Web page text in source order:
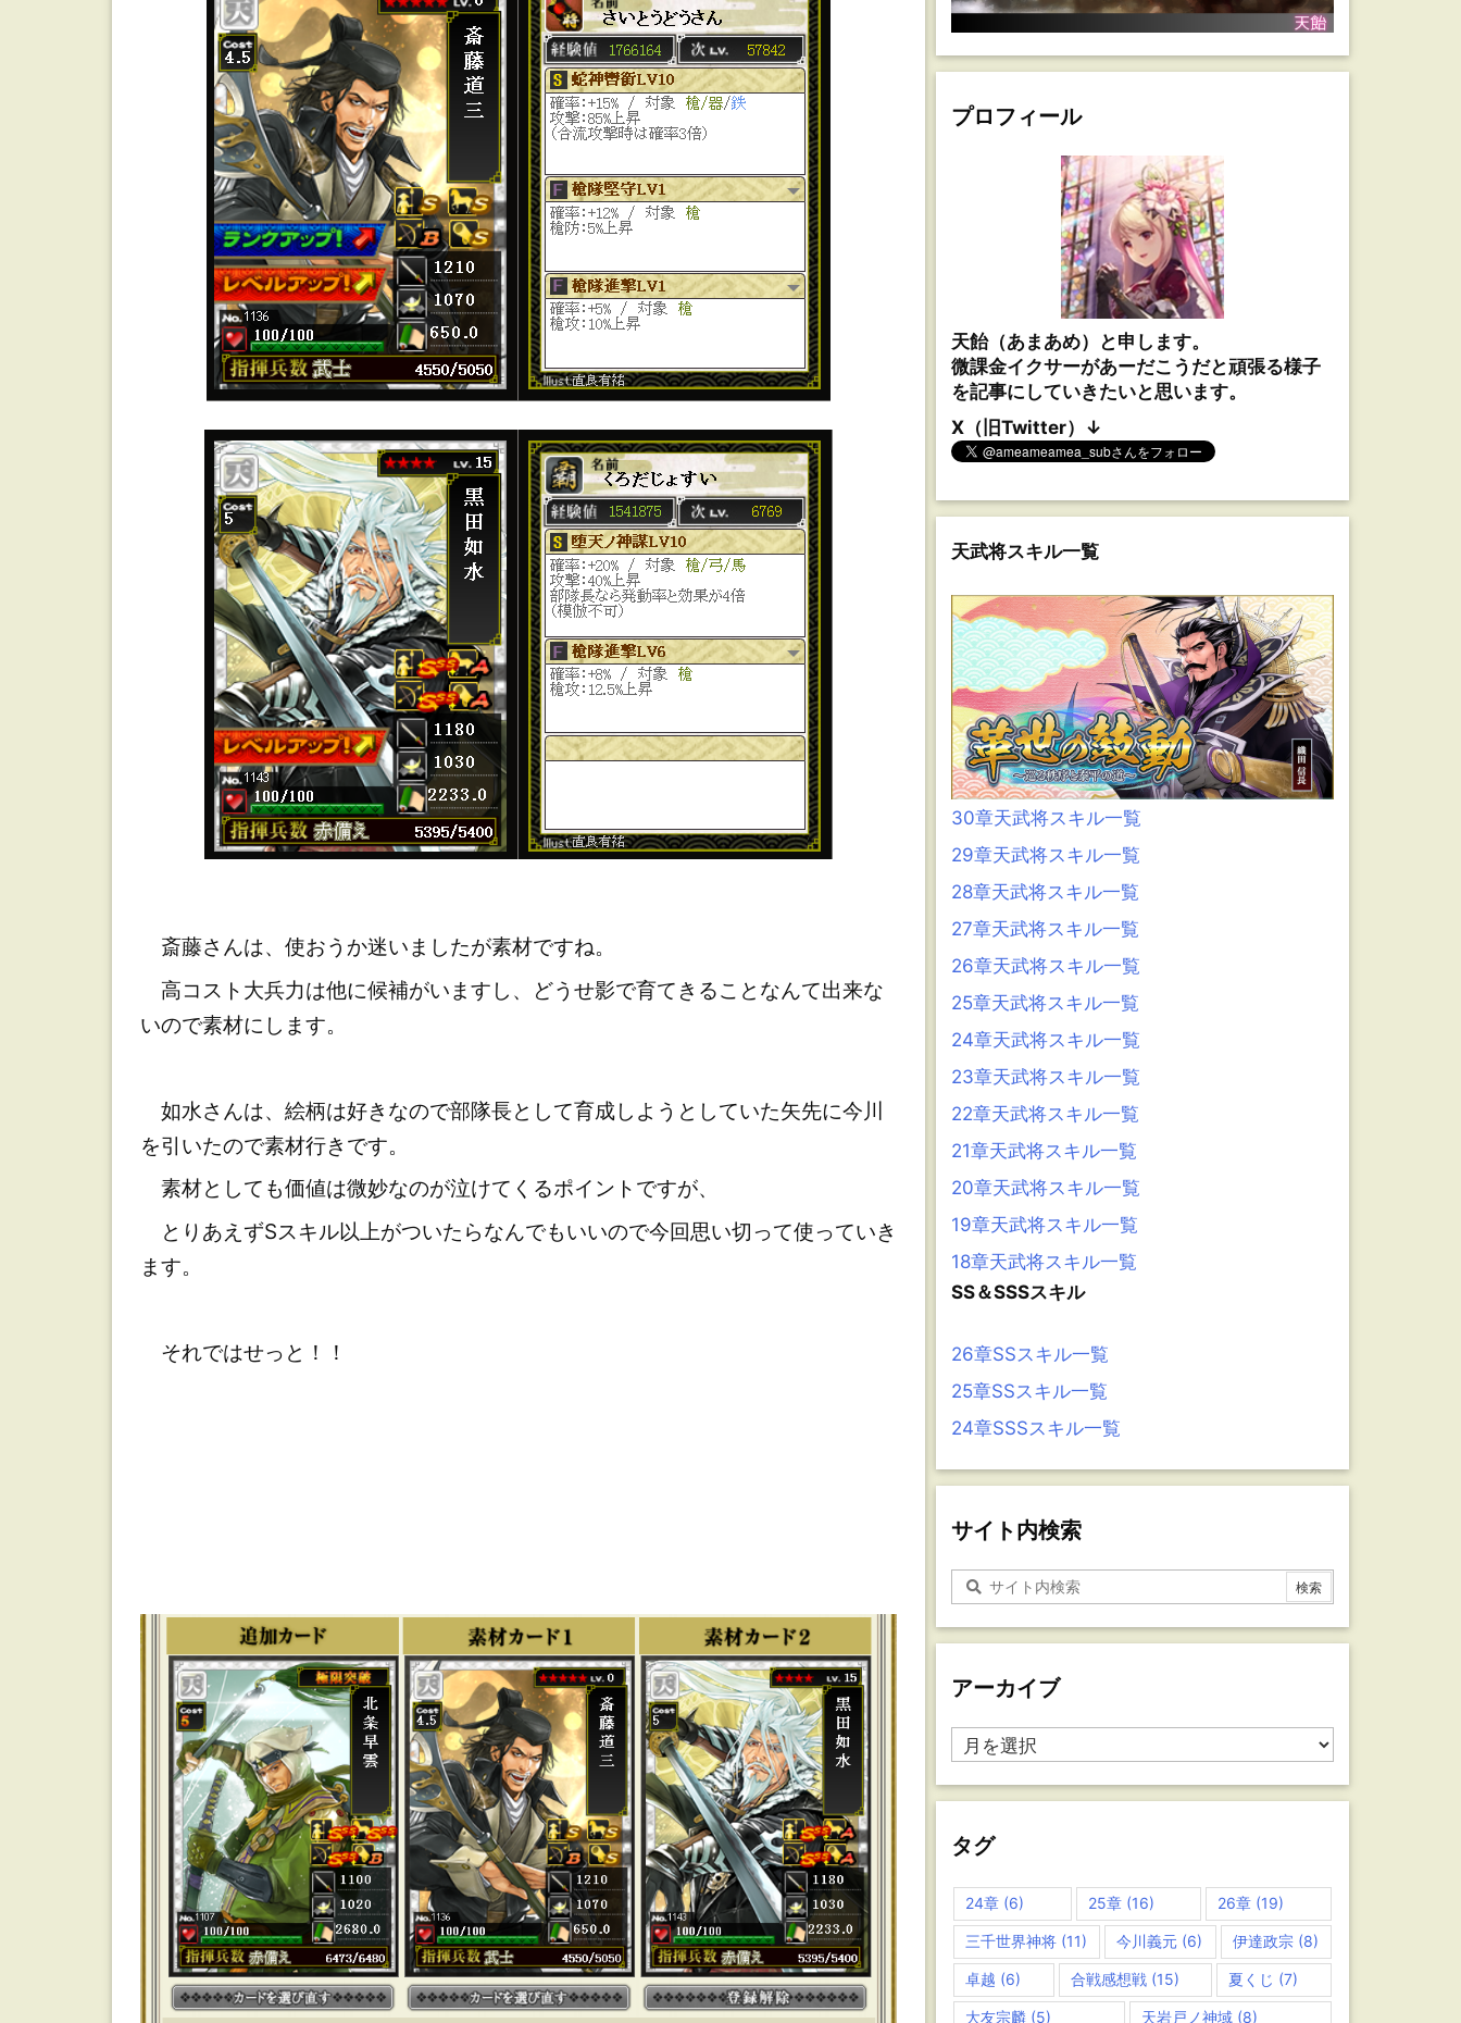
斎藤さんは、使おうか迷いましたが素材ですね。
高コスト大兵力は他に候補がいますし、どうせ影で育てきることなんて出来な
いので素材にします。
如水さんは、絵柄は好きなので部隊長として育成しようとしていた矢先に今川
を引いたので素材行きです。
素材としても価値は微妙なのが泣けてくるポイントですが、
とりあえずSスキル以上がついたらなんでもいいので今回思い切って使っていき
ます。
それではせっと！！
プロフィール
天飴（あまあめ）と申します。
微課金イクサーがあーだこうだと頑張る様子
を記事にしていきたいと思います。
X（旧Twitter）↓
天武将スキル一覧
30章天武将スキル一覧
29章天武将スキル一覧
28章天武将スキル一覧
27章天武将スキル一覧
26章天武将スキル一覧
25章天武将スキル一覧
24章天武将スキル一覧
23章天武将スキル一覧
22章天武将スキル一覧
21章天武将スキル一覧
20章天武将スキル一覧
19章天武将スキル一覧
18章天武将スキル一覧
SS＆SSSスキル
26章SSスキル一覧
25章SSスキル一覧
24章SSSスキル一覧
サイト内検索
アーカイブ
ア
ー
カ
ブ
タグ
24章 (6) 25章(16) 26章 (19)
三千世界神将 (11) 今川義元 (6) 伊達政宗(8)
卓越 (6) 合戦感想戦(15) 夏くじ (7)
大友宗麟 (5) 天岩戸ノ神域 (8)